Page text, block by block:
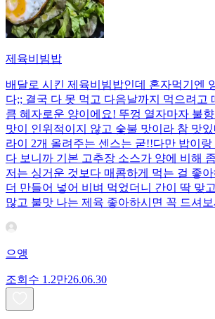
제육비빔밥
배달로 시킨 제육비빔밥인데 혼자먹기엔
다;; 결국 다 못 먹고 다음날까지 먹으려고
큼 혜자로운 양이에요! 뚜껑 열자마자 불향
맛이 인위적이지 않고 숯불 맛이라 참 맛
라이 2개 올려주는 센스는 굳!! ​다만 밥이
다 보니까 기본 고추장 소스가 양에 비해
저는 싱거운 것보다 매콤하게 먹는 걸 좋
더 만들어 넣어 비벼 먹었더니 간이 딱 맞
많고 불맛 나는 제육 좋아하시면 꼭 드셔
으앵
조회수 1.2만26.06.30